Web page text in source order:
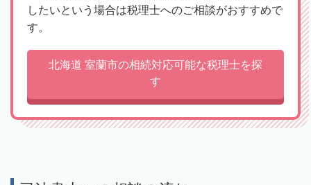
したいという場合は税理士へのご相談がおすすめで
す。
北海道 室蘭市の相続対応可能な税理士を探
す